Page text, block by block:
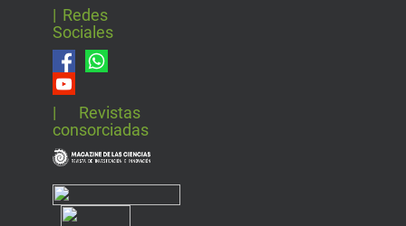
| Redes
Sociales
| Revistas
consorciadas